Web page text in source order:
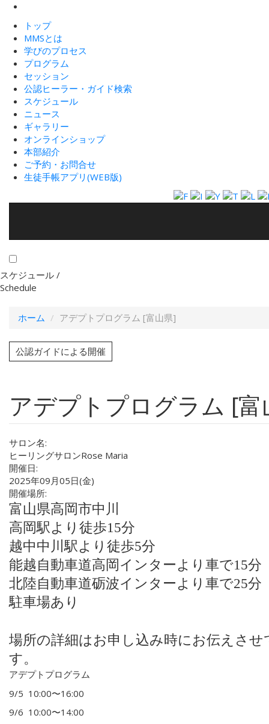
トップ
MMSとは
学びのプロセス
プログラム
セッション
公認ヒーラー・ガイド検索
スケジュール
ニュース
ギャラリー
オンラインショップ
本部紹介
ご予約・お問合せ
生徒手帳アプリ(WEB版)
スケジュール /
Schedule
ホーム アデプトプログラム [富山県]
公認ガイドによる開催
アデプトプログラム [富
サロン名:
ヒーリングサロンRose Maria
開催日:
2025年09月05日(金)
開催場所:
富山県高岡市中川
高岡駅より徒歩15分
越中中川駅より徒歩5分
能越自動車道高岡インターより車で15分
北陸自動車道砺波インターより車で25分
駐車場あり
場所の詳細はお申し込み時にお伝えさ
す。
アデプトプログラム
9/5 10:00〜16:00
9/6 10:00〜14:00